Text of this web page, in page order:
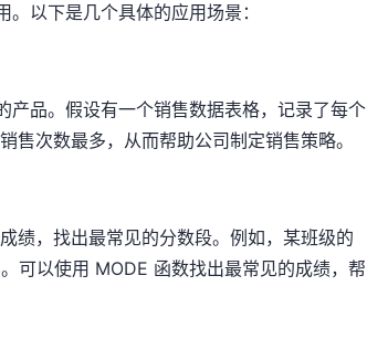
以下是几个具体的应用场景：
品。假设有一个销售数据表格，记录了每个
次数最多，从而帮助公司制定销售策略。
绩，找出最常见的分数段。例如，某班级的
以使用 MODE 函数找出最常见的成绩，帮